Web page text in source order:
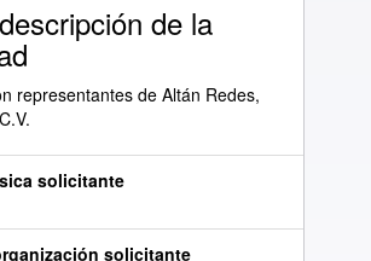
de la
representantes de Altán Redes,
solicitante
solicitante